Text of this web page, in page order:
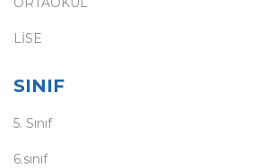
LİSE
SINIF
5. Sınıf
6.sınıf